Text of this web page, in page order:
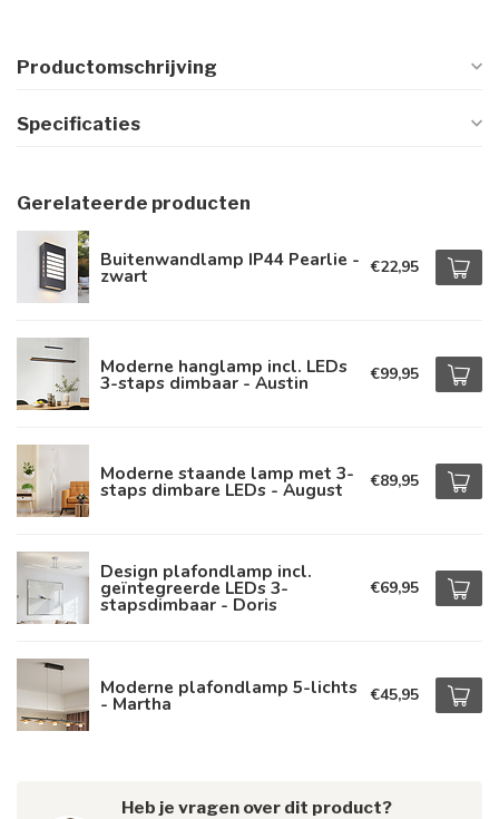
Productomschrijving
Specificaties
Gerelateerde producten
Buitenwandlamp IP44 Pearlie -
zwart €22,95
Moderne hanglamp incl. LEDs
3-staps dimbaar - Austin €99,95
Moderne staande lamp met 3-
staps dimbare LEDs - August €89,95
Design plafondlamp incl.
geïntegreerde LEDs 3-
stapsdimbaar - Doris
€69,95
Moderne plafondlamp 5-lichts
- Martha €45,95
Heb je vragen over dit product?